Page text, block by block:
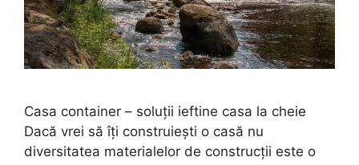
Casa container – soluții ieftine casa la cheie
Dacă vrei să îți construiești o casă nu
diversitatea materialelor de construcții este o